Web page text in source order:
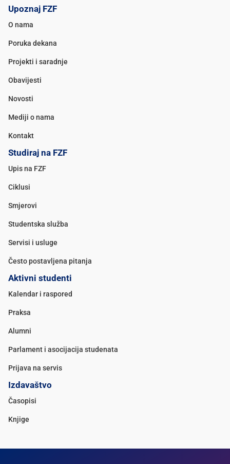
Upoznaj FZF
O nama
Poruka dekana
Projekti i saradnje
Obavijesti
Novosti
Mediji o nama
Kontakt
Studiraj na FZF
Upis na FZF
Ciklusi
Smjerovi
Studentska služba
Servisi i usluge
Često postavljena pitanja
Aktivni studenti
Kalendar i raspored
Praksa
Alumni
Parlament i asocijacija studenata
Prijava na servis
Izdavaštvo
Časopisi
Knjige